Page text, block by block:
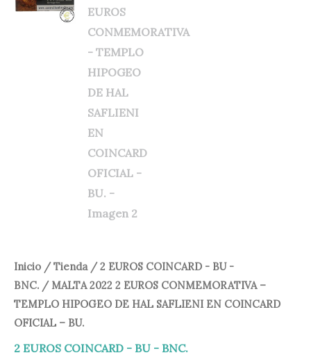
Inicio /Tienda/2 EUROS COINCARD - BU -
BNC. / MALTA 2022 2 EUROS CONMEMORATIVA –
TEMPLO HIPOGEO DE HAL SAFLIENI EN COINCARD
OFICIAL – BU.
2 EUROS COINCARD - BU - BNC.
24,75 €.18,00 €.
TEMPLO